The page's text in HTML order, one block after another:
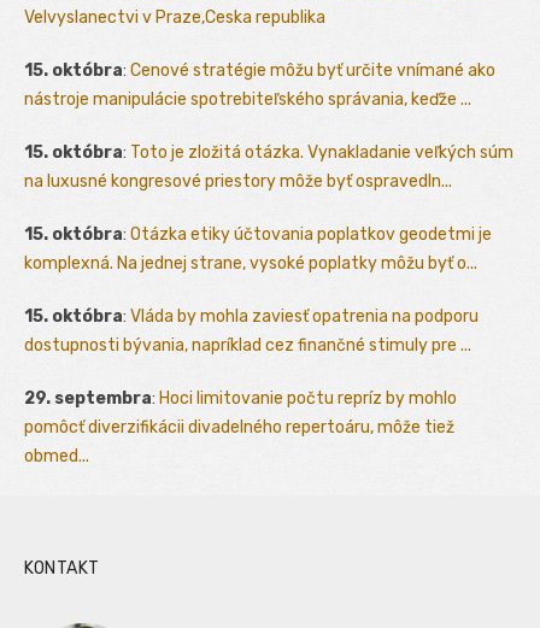
Velvyslanectvi v Praze,Ceska republika
15. októbra: Cenové stratégie môžu byť určite vnímané ako
nástroje manipulácie spotrebiteľského správania, keďže ...
15. októbra: Toto je zložitá otázka. Vynakladanie veľkých súm
na luxusné kongresové priestory môže byť ospravedln...
15. októbra: Otázka etiky účtovania poplatkov geodetmi je
komplexná. Na jednej strane, vysoké poplatky môžu byť o...
15. októbra: Vláda by mohla zaviesť opatrenia na podporu
dostupnosti bývania, napríklad cez finančné stimuly pre ...
29. septembra: Hoci limitovanie počtu repríz by mohlo
pomôcť diverzifikácii divadelného repertoáru, môže tiež
obmed...
KONTAKT